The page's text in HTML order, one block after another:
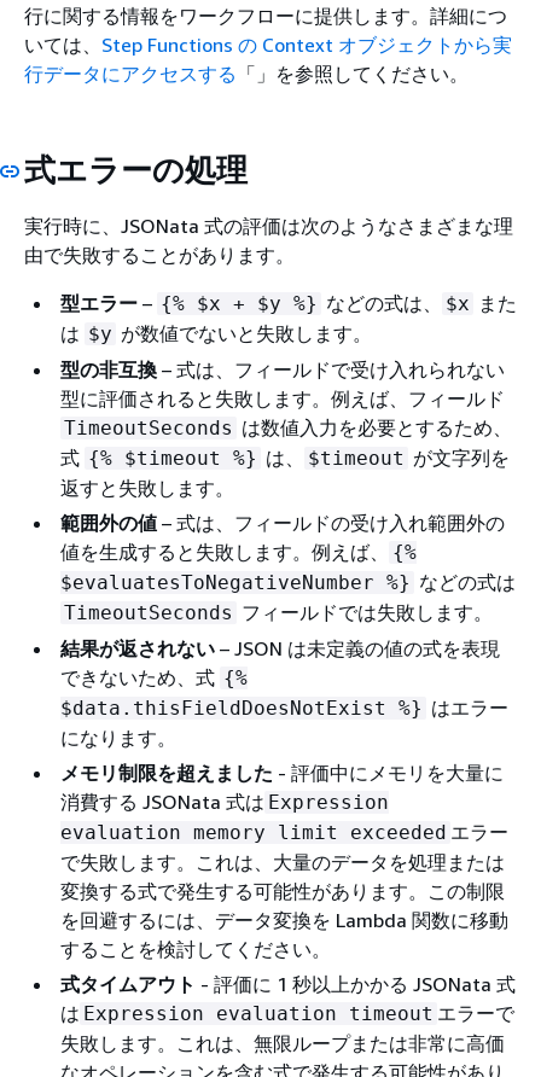
行に関する情報をワークフローに提供します。詳細につ
いては、 Step Functions の Context オブジェクトから実
行データにアクセスする 「」を参照してください。
式エラーの処理
実行時に、JSONata 式の評価は次のようなさまざまな理
由で失敗することがあります。
型エラー – {% $x + $y %} などの式は、 $x また
は $y が数値でないと失敗します。
型の非互換 – 式は、フィールドで受け入れられない
型に評価されると失敗します。例えば、フィールド
TimeoutSeconds は数値入力を必要とするため、
式 {% $timeout %} は、 $timeout が文字列を
返すと失敗します。
範囲外の値 – 式は、フィールドの受け入れ範囲外の
値を生成すると失敗します。例えば、
{%
$evaluatesToNegativeNumber %} などの式は
TimeoutSeconds フィールドでは失敗します。
結果が返されない – JSON は未定義の値の式を表現
できないため、式 {%
$data.thisFieldDoesNotExist %} はエラー
になります。
メモリ制限を超えました - 評価中にメモリを大量に
消費する JSONata 式は Expression
evaluation memory limit exceeded エラー
で失敗します。これは、大量のデータを処理または
変換する式で発生する可能性があります。この制限
を回避するには、データ変換を Lambda 関数に移動
することを検討してください。
式タイムアウト - 評価に 1 秒以上かかる JSONata 式
は Expression evaluation timeout エラーで
失敗します。これは、無限ループまたは非常に高価